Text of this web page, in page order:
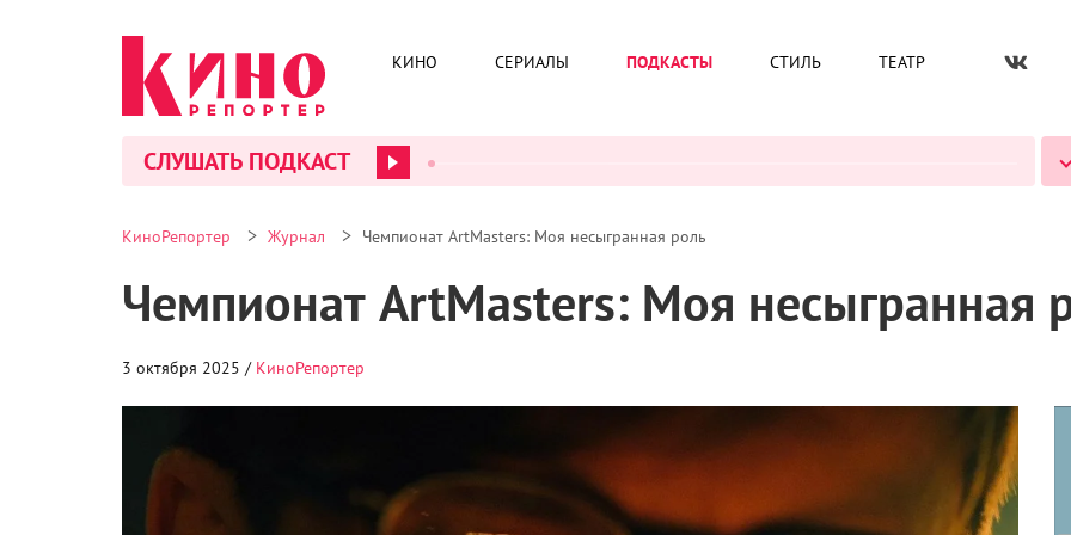
КИНО СЕРИАЛЫ ПОДКАСТЫ СТИЛЬ ТЕАТР
СЛУШАТЬ ПОДКАСТ
КиноРепортер > Журнал > Чемпионат ArtMasters: Моя несыгранная роль
Чемпионат ArtMasters: Моя несыгранная
3 октября 2025 / КиноРепортер